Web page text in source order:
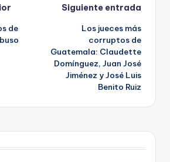
de
Siguiente entrada
Los jueces más
corruptos de
Guatemala: Claudette
Domínguez, Juan José
Jiménez y José Luis
Benito Ruiz